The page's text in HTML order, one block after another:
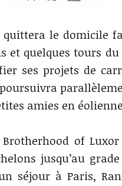
quittera le domicile
et quelques tours
ses projets de
amies en
of
jusqu’au
séjour à Paris,